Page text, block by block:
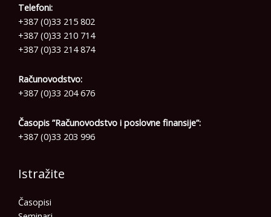
Telefoni:
+387 (0)33 215 802
+387 (0)33 210 714
+387 (0)33 214 874
Računovodstvo:
+387 (0)33 204 676
Časopis ”Računovodstvo i poslovne finansije”:
+387 (0)33 203 996
Istražite
Časopisi